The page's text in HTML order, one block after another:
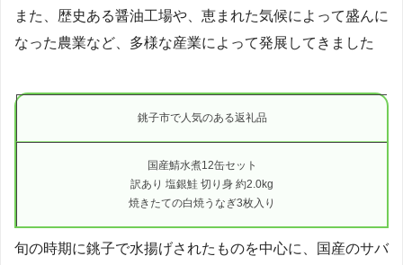
また、歴史ある醤油工場や、恵まれた気候によって盛んに
なった農業など、多様な産業によって発展してきました
銚子市で人気のある返礼品
国産鯖水煮12缶セット
訳あり 塩銀鮭 切り身 約2.0kg
焼きたての白焼うなぎ3枚入り
旬の時期に銚子で水揚げされたものを中心に、国産のサバ